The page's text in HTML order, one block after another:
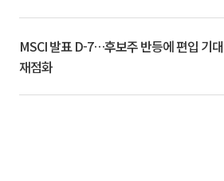
MSCI 발표 D-7…후보주 반등에 편입 기대
재점화